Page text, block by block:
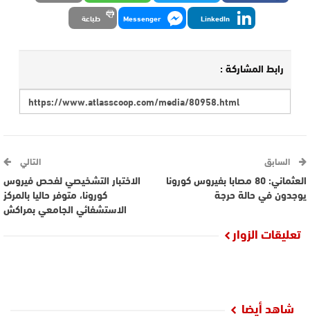
LinkedIn
Messenger طباعة
رابط المشاركة :
السابق
العثماني: 80 مصابا بفيروس كورونا
يوجدون في حالة حرجة
التالي
الاختبار التشخيصي لفحص فيروس
كورونا، متوفر حاليا بالمركز
الاستشفائي الجامعي بمراكش
تعليقات الزوار
شاهد أيضا